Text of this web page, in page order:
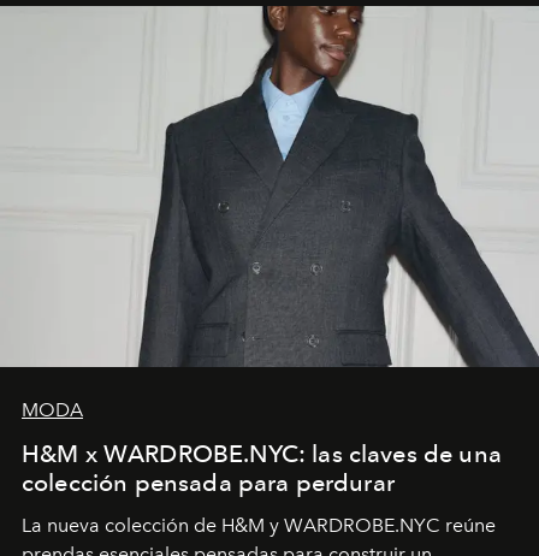
MODA
H&M x WARDROBE.NYC: las claves de una
colección pensada para perdurar
La nueva colección de H&M y WARDROBE.NYC reúne